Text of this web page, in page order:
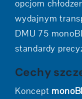
opcjom
wydajnym
DMU 75
standardy
Cechy
Koncept